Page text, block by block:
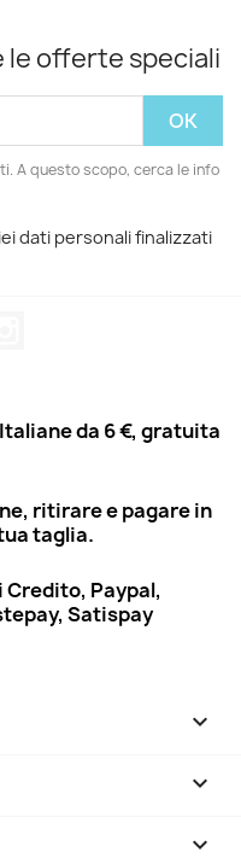
le offerte speciali
A questo scopo, cerca le info
dati personali finalizzati
da 6 €, gratuita
ritirare e pagare in
taglia.
Credito, Paypal,
Satispay


